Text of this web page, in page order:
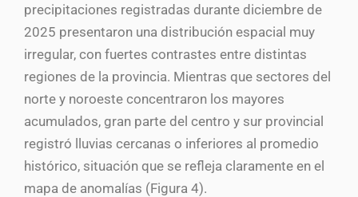
precipitaciones registradas durante diciembre de
2025 presentaron una distribución espacial muy
irregular, con fuertes contrastes entre distintas
regiones de la provincia. Mientras que sectores del
norte y noroeste concentraron los mayores
acumulados, gran parte del centro y sur provincial
registró lluvias cercanas o inferiores al promedio
histórico, situación que se refleja claramente en el
mapa de anomalías (Figura 4).